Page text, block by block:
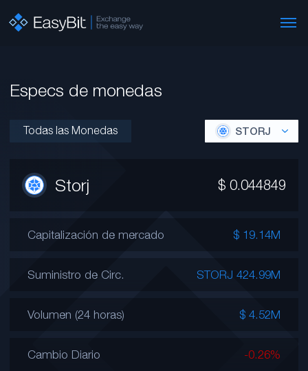
Especs de monedas
Todas las Monedas STORJ
Storj $ 0.044849
Capitalización de mercado $ 19.14M
Suministro de Circ. STORJ 424.99M
Volumen (24 horas) $ 4.52M
Cambio Diario -0.26%